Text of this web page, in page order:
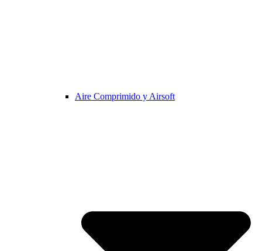
Aire Comprimido y Airsoft